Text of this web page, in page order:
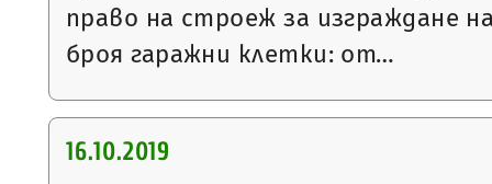
право на строеж за изграждане
броя гаражни клетки: от…
16.10.2019